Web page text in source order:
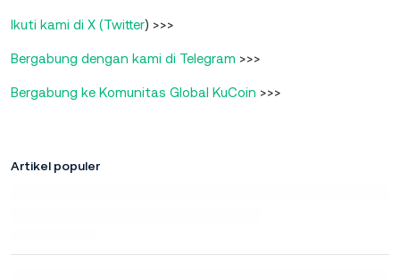
Ikuti kami di X (Twitter) >>>
Bergabung dengan kami di Telegram >>>
Bergabung ke Komunitas Global KuCoin >>>
Artikel populer